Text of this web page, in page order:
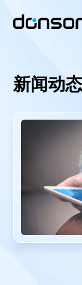
关于东信
新闻动态